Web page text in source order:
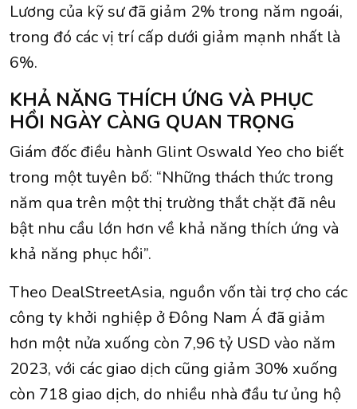
Lương của kỹ sư đã giảm 2% trong năm ngoái,
trong đó các vị trí cấp dưới giảm mạnh nhất là
6%.
KHẢ NĂNG THÍCH ỨNG VÀ PHỤC
HỒI NGÀY CÀNG QUAN TRỌNG
Giám đốc điều hành Glint Oswald Yeo cho biết
trong một tuyên bố: “Những thách thức trong
năm qua trên một thị trường thắt chặt đã nêu
bật nhu cầu lớn hơn về khả năng thích ứng và
khả năng phục hồi”.
Theo DealStreetAsia, nguồn vốn tài trợ cho các
công ty khởi nghiệp ở Đông Nam Á đã giảm
hơn một nửa xuống còn 7,96 tỷ USD vào năm
2023, với các giao dịch cũng giảm 30% xuống
còn 718 giao dịch, do nhiều nhà đầu tư ủng hộ